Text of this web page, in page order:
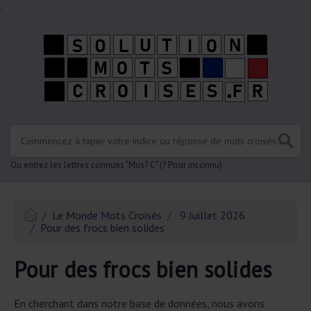
.
Ou entrez les lettres connues "Mus? C" (? Pour inconnu)
Le Monde Mots Croisés
9 Juillet 2026
Pour des frocs bien solides
Pour des frocs bien solides
En cherchant dans notre base de données, nous avons